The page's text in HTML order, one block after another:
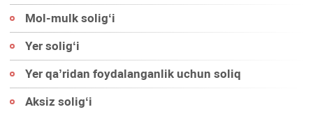
Mol-mulk soligʻi
Yer soligʻi
Yer qa’ridan foydalanganlik uchun soliq
Aksiz soligʻi